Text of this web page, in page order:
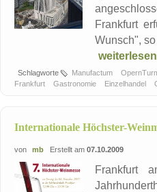
Frankfurt
Wunsch",
Schlagworte Manufactum
Frankfurt
Gastronomie Einzelhandel
Internationale Höchster-
von mb Erstellt am 07.10.2009
Frankfurt